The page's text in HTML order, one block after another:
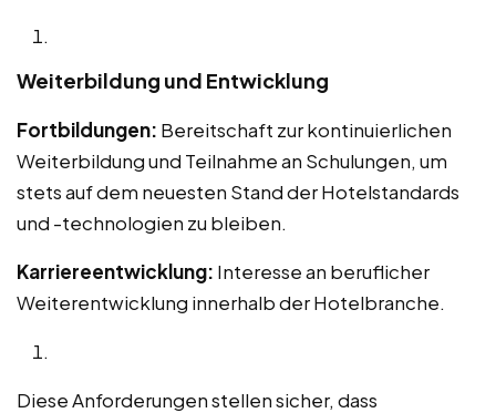
Weiterbildung und Entwicklung
Fortbildungen: Bereitschaft zur kontinuierlichen
Weiterbildung und Teilnahme an Schulungen, um
stets auf dem neuesten Stand der Hotelstandards
und -technologien zu bleiben.
Karriereentwicklung: Interesse an beruflicher
Weiterentwicklung innerhalb der Hotelbranche.
Diese Anforderungen stellen sicher, dass